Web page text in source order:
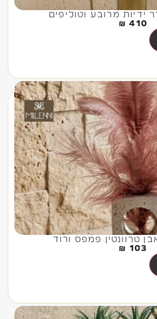
ידיות מרובע וטוליפים
410
₪
טרוונטין פמפס ורוד
103
₪